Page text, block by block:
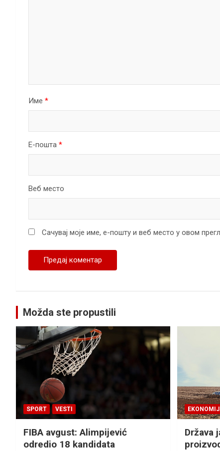
Име *
Е-пошта *
Веб место
Сачувај моје име, е-пошту и веб место у овом
Možda ste propustili
SPORT VESTI
FIBA avgust: Alimpijević
odredio 18 kandidata
Država